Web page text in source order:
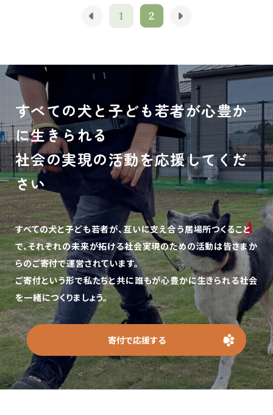
1 2
すべての犬と子ども若者が心豊か
に生きられる
社会の実現の活動を応援してくだ
さい
すべての犬と子ども若者が、互いに支え合う居場所つくること
で、それぞれの未来が拓ける社会実現のための活動は皆さまか
らのご寄付で運営されています。
ご寄付という形で私たちと共に誰もが心豊かに生きられる社会
を一緒につくりましょう。
寄付で応援する